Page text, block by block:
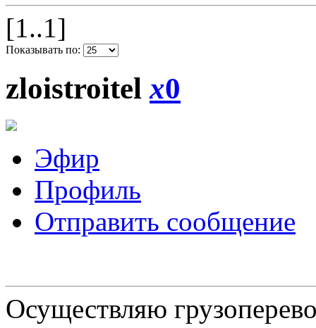
[1..1]
Показывать по:
zloistroitelx0
Эфир
Профиль
Отправить сообщение
Осуществляю